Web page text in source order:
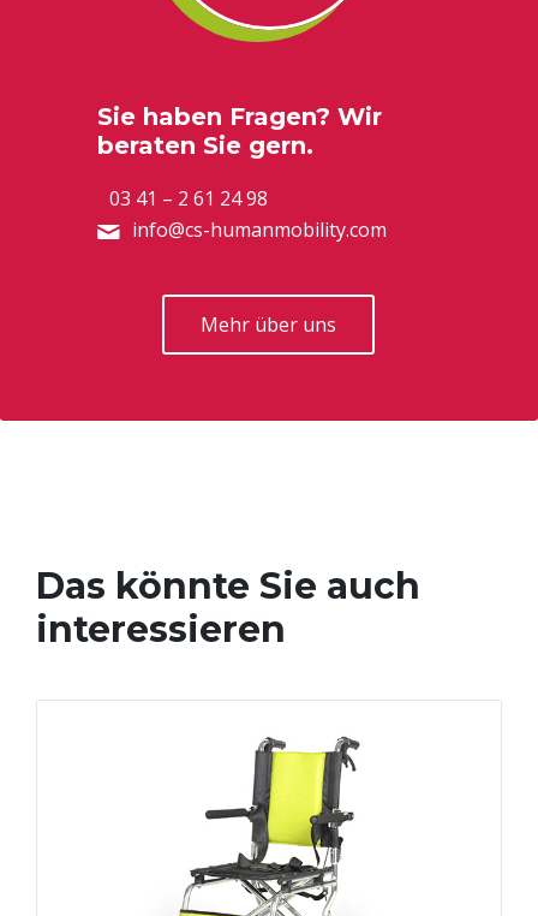
Sie haben Fragen? Wir
beraten Sie gern.
03 41 – 2 61 24 98
info@cs-humanmobility.com
Mehr über uns
Das könnte Sie auch
interessieren